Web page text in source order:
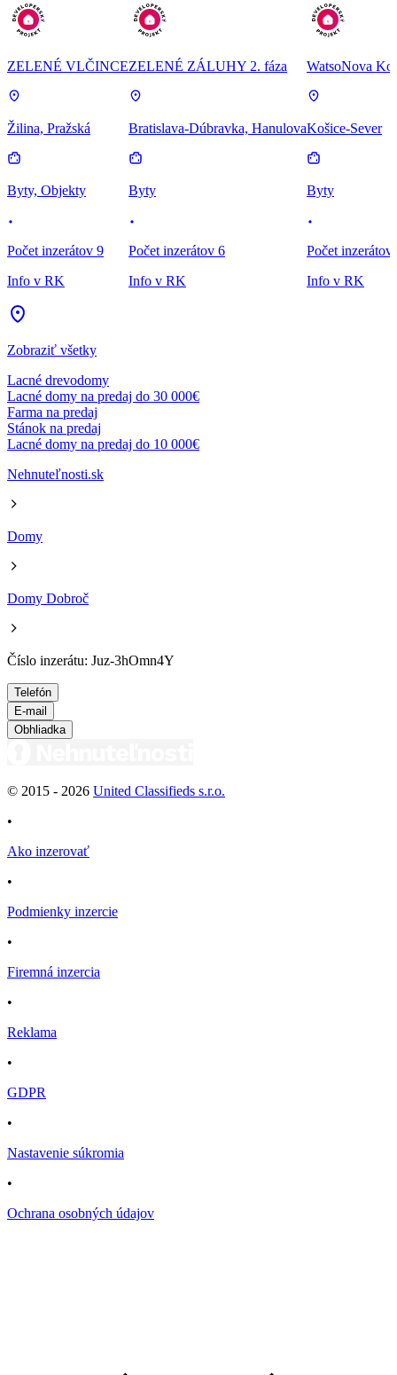
ZELENÉ VLČINCE
Žilina, Pražská
Byty, Objekty
Počet inzerátov 9
Info v RK
ZELENÉ ZÁLUHY 2. fáza
Bratislava-Dúbravka, Hanulova
Byty
Počet inzerátov 6
Info v RK
WatsoNova
Košice-Sever
Byty
Počet inzerátov
Info v RK
Zobraziť všetky
Lacné drevodomy
Lacné domy na predaj do 30 000€
Farma na predaj
Stánok na predaj
Lacné domy na predaj do 10 000€
Nehnuteľnosti.sk
Domy
Domy Dobroč
Číslo inzerátu: Juz-3hOmn4Y
Telefón
E-mail
Obhliadka
© 2015 - 2026 United Classifieds s.r.o.
•
Ako inzerovať
•
Podmienky inzercie
•
Firemná inzercia
•
Reklama
•
GDPR
•
Nastavenie súkromia
•
Ochrana osobných údajov